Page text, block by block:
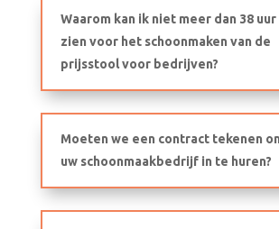
Waarom kan ik niet meer dan 38 uur
zien voor het schoonmaken van de
prijsstool voor bedrijven?
Moeten we een contract tekenen
uw schoonmaakbedrijf in te huren?